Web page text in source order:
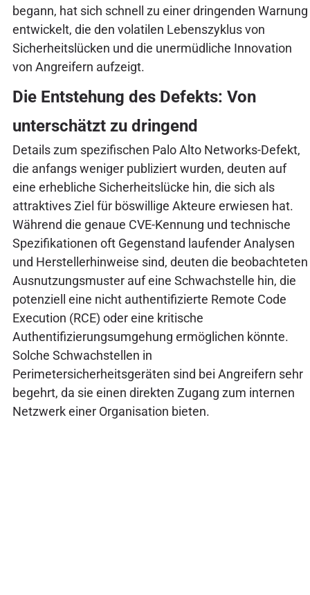
begann, hat sich schnell zu einer dringenden Warnung
entwickelt, die den volatilen Lebenszyklus von
Sicherheitslücken und die unermüdliche Innovation
von Angreifern aufzeigt.
Die Entstehung des Defekts: Von
unterschätzt zu dringend
Details zum spezifischen Palo Alto Networks-Defekt,
die anfangs weniger publiziert wurden, deuten auf
eine erhebliche Sicherheitslücke hin, die sich als
attraktives Ziel für böswillige Akteure erwiesen hat.
Während die genaue CVE-Kennung und technische
Spezifikationen oft Gegenstand laufender Analysen
und Herstellerhinweise sind, deuten die beobachteten
Ausnutzungsmuster auf eine Schwachstelle hin, die
potenziell eine nicht authentifizierte Remote Code
Execution (RCE) oder eine kritische
Authentifizierungsumgehung ermöglichen könnte.
Solche Schwachstellen in
Perimetersicherheitsgeräten sind bei Angreifern sehr
begehrt, da sie einen direkten Zugang zum internen
Netzwerk einer Organisation bieten.